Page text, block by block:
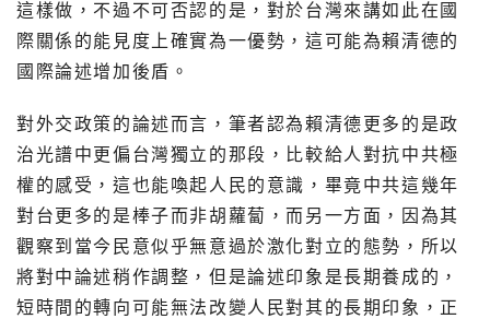
這樣做，不過不可否認的是， 對於台灣來講如此在國
際關係的能見度上確實為一優勢，這可能為賴清德的
國際論述增加後盾。
對外交政策的論述而言， 筆者認為賴清德更多的是政
治光譜中更偏台灣獨立的那段， 比較給人對抗中共極
權的感受，這也能喚起人民的意識， 畢竟中共這幾年
對台更多的是棒子而非胡蘿蔔，而另一方面，
因為其
觀察到當今民意似乎無意過於激化對立的態勢， 所以
將對中論述稍作調整，但是論述印象是長期養成的，
短時間的轉向可能無法改變人民對其的長期印象， 正